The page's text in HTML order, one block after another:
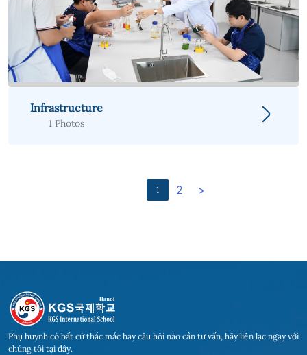
Infrastructure
1 Photos
1 2 >
Phụ huynh có bất cứ thắc mắc hay câu hỏi nào cần tư vấn, hãy liên lạc ngay với
chúng tôi tại đây.